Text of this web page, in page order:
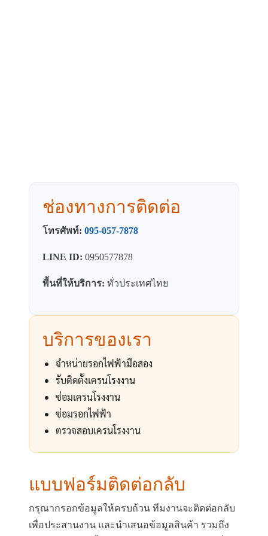
ช่องทางการติดต่อ
โทรศัพท์: 095-057-7878
LINE ID: 0950577878
พื้นที่ให้บริการ: ทั่วประเทศไทย
บริการของเรา
จำหน่ายรอกไฟฟ้ามือสอง
รับติดตั้งเครนโรงงาน
ซ่อมเครนโรงงาน
ซ่อมรอกไฟฟ้า
ตรวจสอบเครนโรงงาน
แบบฟอร์มติดต่อกลับ
กรุณากรอกข้อมูลให้ครบถ้วน ทีมงานจะติดต่อกลับ
เพื่อประสานงาน และนำเสนอข้อมูลสินค้า รวมถึง